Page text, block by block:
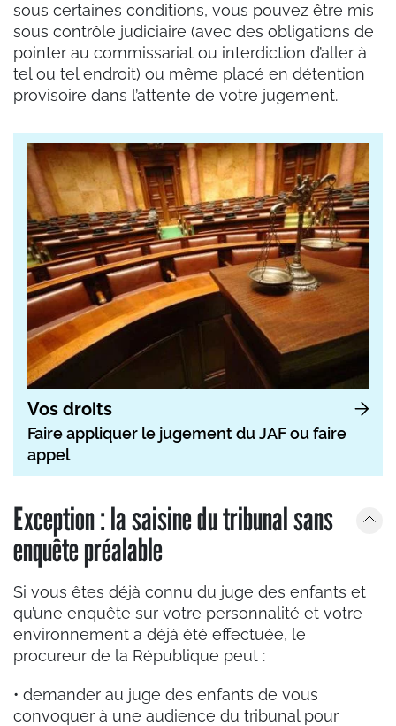
sous certaines conditions, vous pouvez être mis
sous contrôle judiciaire (avec des obligations de
pointer au commissariat ou interdiction d’aller à
tel ou tel endroit) ou même placé en détention
provisoire dans l’attente de votre jugement.
Vos droits
Faire appliquer le jugement du JAF ou faire
appel
Exception : la saisine du tribunal sans
enquête préalable
Si vous êtes déjà connu du juge des enfants et
qu’une enquête sur votre personnalité et votre
environnement a déjà été effectuée, le
procureur de la République peut :
• demander au juge des enfants de vous
convoquer à une audience du tribunal pour